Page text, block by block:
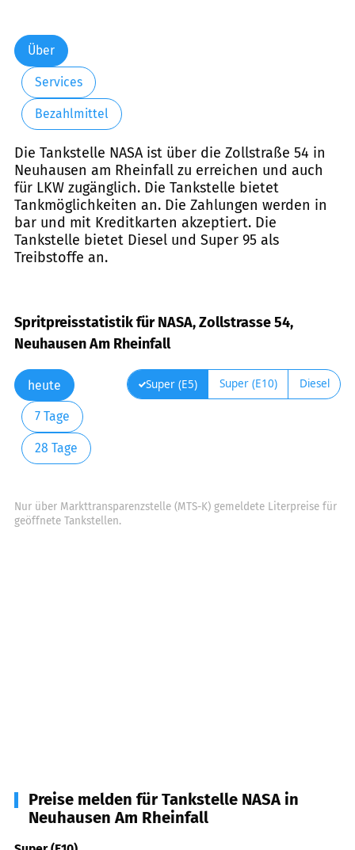
Über
Services
Bezahlmittel
Die Tankstelle NASA ist über die Zollstraße 54 in
Neuhausen am Rheinfall zu erreichen und auch
für LKW zugänglich. Die Tankstelle bietet
Tankmöglichkeiten an. Die Zahlungen werden in
bar und mit Kreditkarten akzeptiert. Die
Tankstelle bietet Diesel und Super 95 als
Treibstoffe an.
Spritpreisstatistik für NASA, Zollstrasse 54,
Neuhausen Am Rheinfall
heute
7 Tage
28 Tage
Super (E5) Super (E10) Diesel
Nur über Markttransparenzstelle (MTS-K) gemeldete Literpreise für
geöffnete Tankstellen.
Preise melden für Tankstelle NASA in
Neuhausen Am Rheinfall